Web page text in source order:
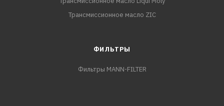
Трансмиссионное масло ZIC
ФИЛЬТРЫ
Фильтры MANN-FILTER